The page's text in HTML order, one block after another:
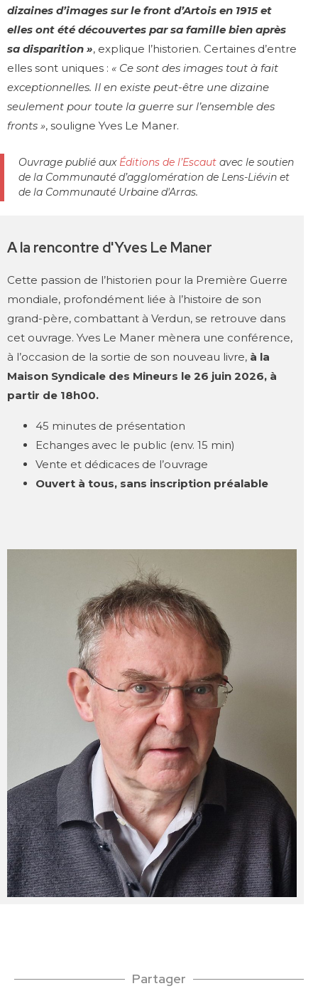
dizaines d’images sur le front d’Artois en 1915 et
elles ont été découvertes par sa famille bien après
sa disparition », explique l’historien. Certaines d’entre
elles sont uniques : « Ce sont des images tout à fait
exceptionnelles. Il en existe peut-être une dizaine
seulement pour toute la guerre sur l’ensemble des
fronts », souligne Yves Le Maner.
Ouvrage publié auxÉditions de l’Escaut avec le soutien
de la Communauté d’agglomération de Lens-Liévin et
de la Communauté Urbaine d'Arras.
A la rencontre d'Yves Le Maner
Cette passion de l’historien pour la Première Guerre
mondiale, profondément liée à l’histoire de son
grand-père, combattant à Verdun, se retrouve dans
cet ouvrage. Yves Le Maner mènera une conférence,
à l’occasion de la sortie de son nouveau livre, à la
Maison Syndicale des Mineurs le 26 juin 2026, à
partir de 18h00.
45 minutes de présentation
Echanges avec le public (env. 15 min)
Vente et dédicaces de l’ouvrage
Ouvert à tous, sans inscription préalable
Partager